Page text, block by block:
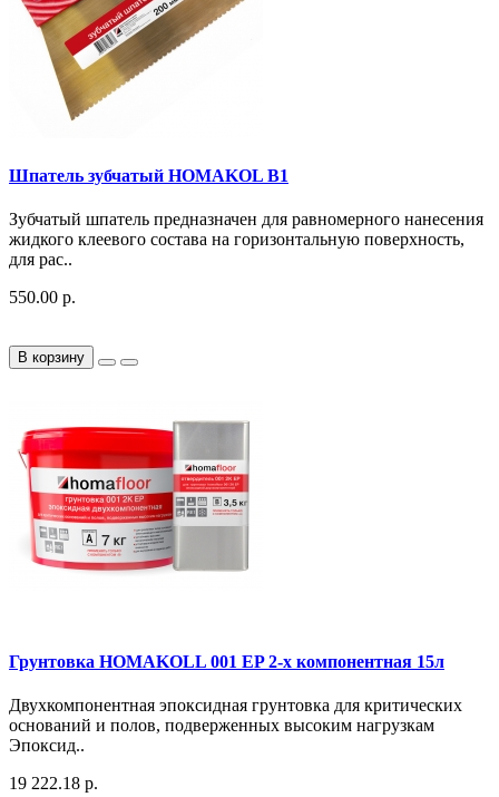
Шпатель зубчатый HOMAKOL B1
Зубчатый шпатель предназначен для равномерного нанесения
жидкого клеевого состава на горизонтальную поверхность,
для рас..
550.00 р.
В корзину
Грунтовка HOMAKOLL 001 EP 2-х компонентная 15л
Двухкомпонентная эпоксидная грунтовка для критических
оснований и полов, подверженных высоким нагрузкам
Эпоксид..
19 222.18 р.